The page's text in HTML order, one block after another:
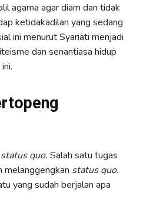
agama agar diam dan tidak
ketidakadilan yang sedang
ini menurut Syariati menjadi
dan senantiasa hidup
status quo. Salah satu tugas
melanggengkan status quo.
yang sudah berjalan apa